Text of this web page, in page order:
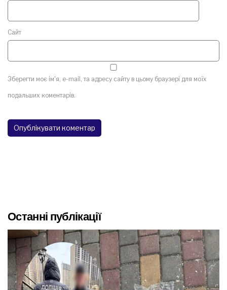
Сайт
Зберегти моє ім'я, e-mail, та адресу сайту в цьому браузері для моїх
подальших коментарів.
Останні публікації